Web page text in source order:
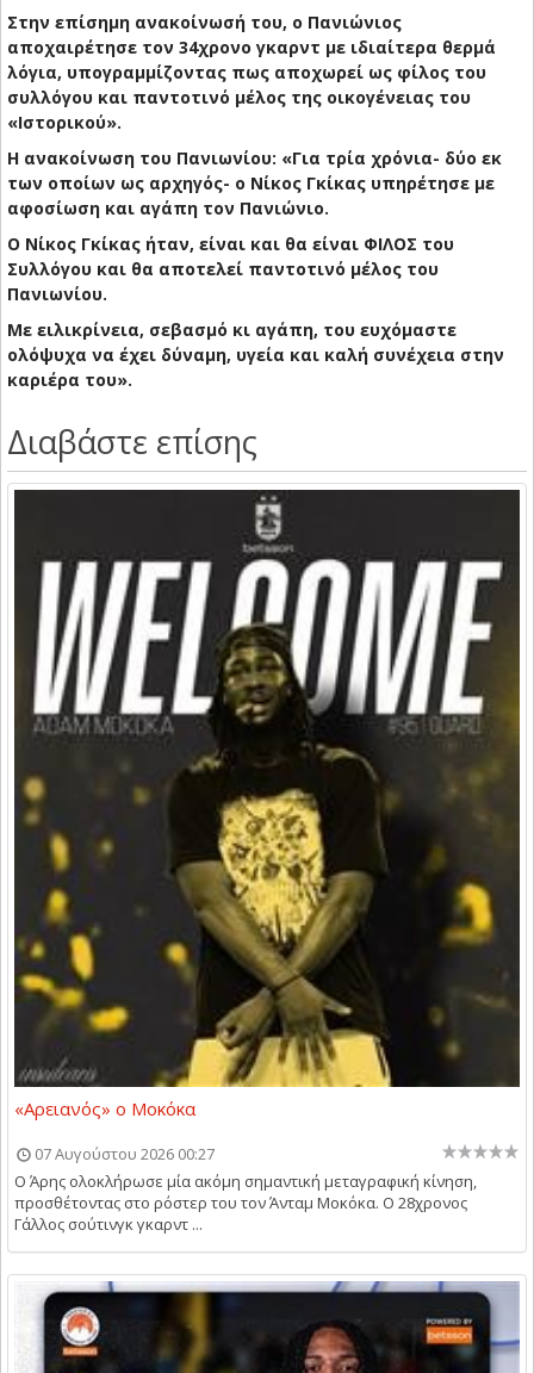
Στην επίσημη ανακοίνωσή του, ο Πανιώνιος
αποχαιρέτησε τον 34χρονο γκαρντ με ιδιαίτερα θερμά
λόγια, υπογραμμίζοντας πως αποχωρεί ως φίλος του
συλλόγου και παντοτινό μέλος της οικογένειας του
«Ιστορικού».
Η ανακοίνωση του Πανιωνίου: «Για τρία χρόνια- δύο εκ
των οποίων ως αρχηγός- ο Νίκος Γκίκας υπηρέτησε με
αφοσίωση και αγάπη τον Πανιώνιο.
Ο Νίκος Γκίκας ήταν, είναι και θα είναι ΦΙΛΟΣ του
Συλλόγου και θα αποτελεί παντοτινό μέλος του
Πανιωνίου.
Με ειλικρίνεια, σεβασμό κι αγάπη, του ευχόμαστε
ολόψυχα να έχει δύναμη, υγεία και καλή συνέχεια στην
καριέρα του».
Διαβάστε επίσης
«Αρειανός» ο Μοκόκα
07 Αυγούστου 2026 00:27
Ο Άρης ολοκλήρωσε μία ακόμη σημαντική μεταγραφική κίνηση,
προσθέτοντας στο ρόστερ του τον Άνταμ Μοκόκα. Ο 28χρονος
Γάλλος σούτινγκ γκαρντ ...